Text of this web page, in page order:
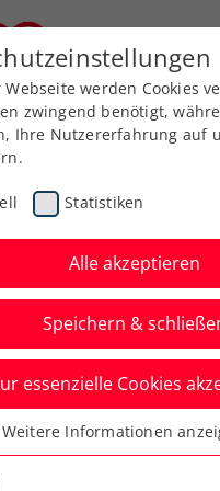
zur Newsübersicht
Open
zieht
den
es beim ATP-
im Hauptfeld zu
Duellen.
Presseaussendung /
werden Cookies
zwingend benötigt,
Ihre Nutzererfahrung auf
Statistiken
Alle akzeptieren
Speichern &
essenzielle Cookies
Cookies werden für
Weitere Informationen